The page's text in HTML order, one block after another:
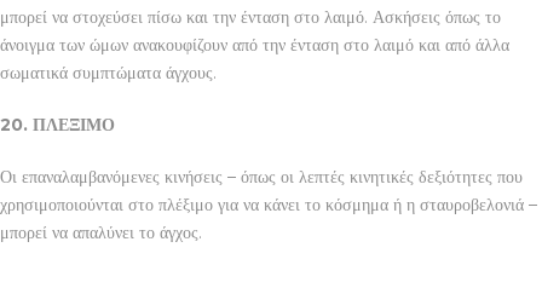
μπορεί να στοχεύσει πίσω και την ένταση στο λαιμό. Ασκήσεις όπως το
άνοιγμα των ώμων ανακουφίζουν από την ένταση στο λαιμό και από άλλα
σωματικά συμπτώματα άγχους.
20. ΠΛΕΞΙΜΟ
Οι επαναλαμβανόμενες κινήσεις – όπως οι λεπτές κινητικές δεξιότητες που
χρησιμοποιούνται στο πλέξιμο για να κάνει το κόσμημα ή η σταυροβελονιά –
μπορεί να απαλύνει το άγχος.